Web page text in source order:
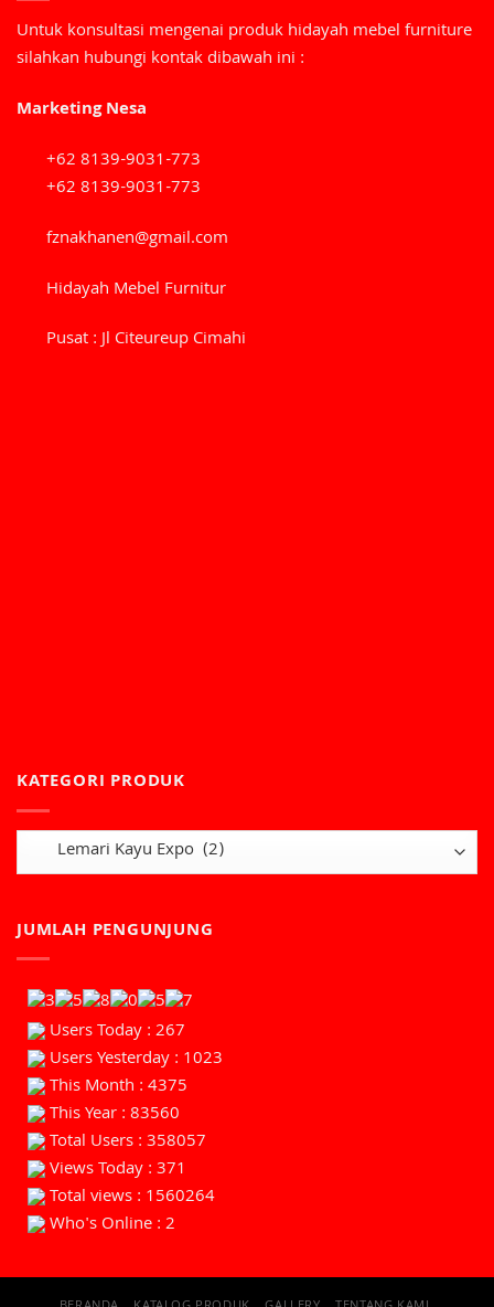
Untuk konsultasi mengenai produk hidayah mebel furniture
silahkan hubungi kontak dibawah ini :
Marketing Nesa
+62 8139-9031-773
+62 8139-9031-773
fznakhanen@gmail.com
Hidayah Mebel Furnitur
Pusat : Jl Citeureup Cimahi
KATEGORI PRODUK
JUMLAH PENGUNJUNG
Users Today : 267
Users Yesterday : 1023
This Month : 4375
This Year : 83560
Total Users : 358057
Views Today : 371
Total views : 1560264
Who's Online : 2